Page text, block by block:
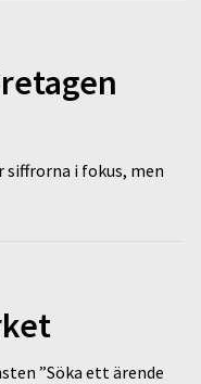
i fokus, men
”Söka ett ärende